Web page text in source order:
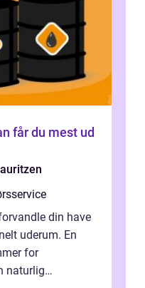
din have
uderum. En
for
naturlig